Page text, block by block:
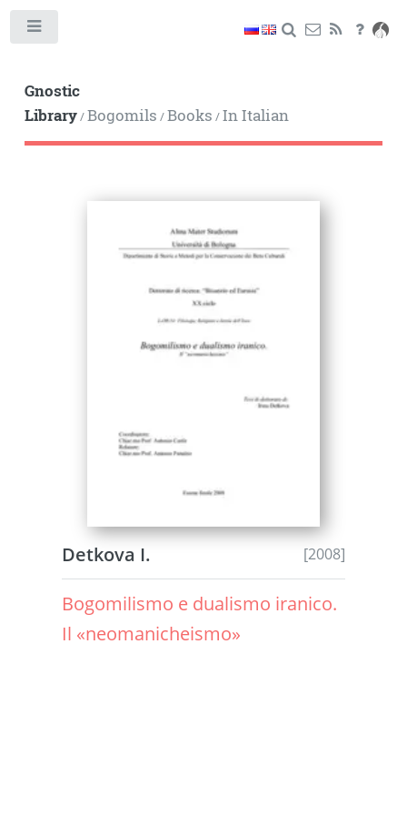
Gnostic
Library/Bogomils /Books /In Italian
Detkova I. [2008]
Bogomilismo e dualismo iranico.
Il «neomanicheismo»